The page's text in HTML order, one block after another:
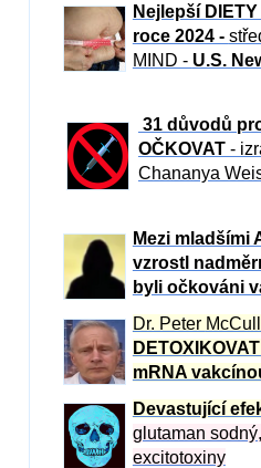
Nejlepší
roce 2024 -
MIND - U.S.
31 důvod ů
OČKOVAT -
Chananya
Mezi mladšími
vzrostl
byli očkováni
Dr. Peter
mRNA
Devastující
glutaman
excitotoxiny